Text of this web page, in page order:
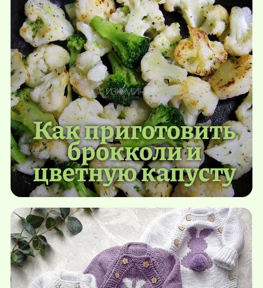
Как приготовить
брокколи и
цветную капусту